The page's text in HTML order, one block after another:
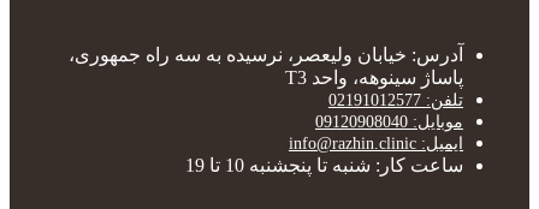
آدرس: خیابان ولیعصر، نرسیده به سه راه جمهوری،
پاساژ سینوهه، واحد T3
تلفن: 02191012577
موبایل: 09120908040
ایمیل: info@razhin.clinic
ساعت کار: شنبه تا پنجشنبه 10 تا 19